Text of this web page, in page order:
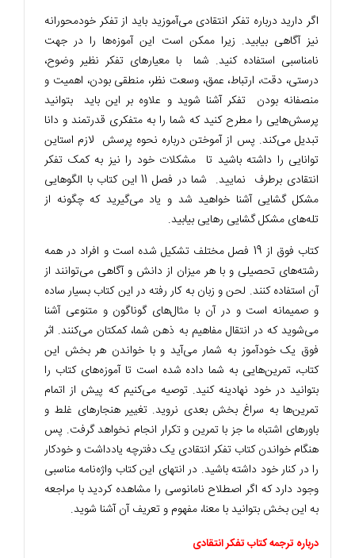
اگر دارید درباره تفکر انتقادی می‌آموزید باید از تفکر خودمحورانه
نیز آگاهی بیابید. زیرا ممکن است این آموزه‌ها را در جهت
نامناسبی استفاده کنید. شما با معیارهای تفکر نظیر وضوح،
درستی، دقت، ارتباط، عمق، وسعت نظر، منطقی بودن، اهمیت و
منصفانه بودن تفکر آشنا شوید و علاوه بر این باید بتوانید
پرسش‌هایی را مطرح کنید که شما را به متفکری قدرتمند و دانا
تبدیل می‌کند. پس از آموختن درباره نحوه پرسش لازم استاین
توانایی را داشته باشید تا مشکلات خود را نیز به کمک تفکر
انتقادی برطرف نمایید. شما در فصل 11 این کتاب با الگوهایی
مشکل گشایی آشنا خواهید شد و یاد می‌گیرید که چگونه از
تله‌های مشکل گشایی رهایی بیابید.
کتاب فوق از 19 فصل مختلف تشکیل شده است و افراد در همه
رشته‌های تحصیلی و با هر میزان از دانش و آگاهی می‌توانند از
آن استفاده کنند. لحن و زبان به کار رفته در این کتاب بسیار ساده
و صمیمانه است و در آن با مثال‌های گوناگون و متنوعی آشنا
می‌شوید که در انتقال مفاهیم به ذهن شما، کمکتان می‌کنند. اثر
فوق یک خودآموز به شمار می‌آید و با خواندن هر بخش این
کتاب، تمرین‌هایی به شما داده شده است تا آموزه‌های کتاب را
بتوانید در خود نهادینه کنید. توصیه می‌کنیم که پیش از اتمام
تمرین‌ها به سراغ بخش بعدی نروید. تغییر هنجارهای غلط و
باورهای اشتباه ما جز با تمرین و تکرار انجام نخواهد گرفت. پس
هنگام خواندن کتاب تفکر انتقادی یک دفترچه یادداشت و خودکار
را در کنار خود داشته باشید. در انتهای این کتاب واژه‌نامه مناسبی
وجود دارد که اگر اصطلاح نامانوسی را مشاهده کردید با مراجعه
به این بخش بتوانید با معنا، مفهوم و تعریف آن آشنا شوید.
درباره ترجمه کتاب تفکر انتقادی